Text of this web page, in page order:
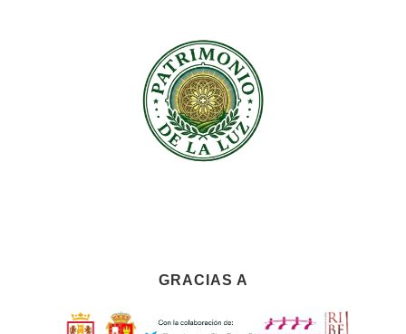
GRACIAS A